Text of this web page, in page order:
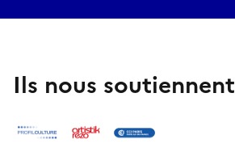
Ils nous soutiennent